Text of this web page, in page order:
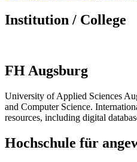
Institution / College
FH Augsburg
University of Applied Sciences
and Computer Science.
resources, including digital
Hochschule für